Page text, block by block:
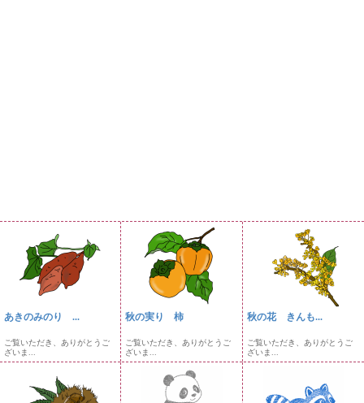
あきのみのり ...
ご覧いただき、ありがとうご
ざいま...
秋の実り 柿
ご覧いただき、ありがとうご
ざいま...
秋の花 きんも...
ご覧いただき、ありがとうご
ざいま...